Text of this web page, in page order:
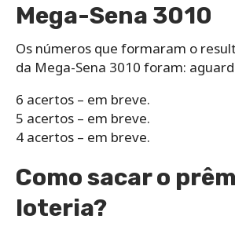
Mega-Sena 3010
Os números que formaram o
da Mega-Sena 3010 foram:
6 acertos – em breve.
5 acertos – em breve.
4 acertos – em breve.
Como sacar o
loteria?